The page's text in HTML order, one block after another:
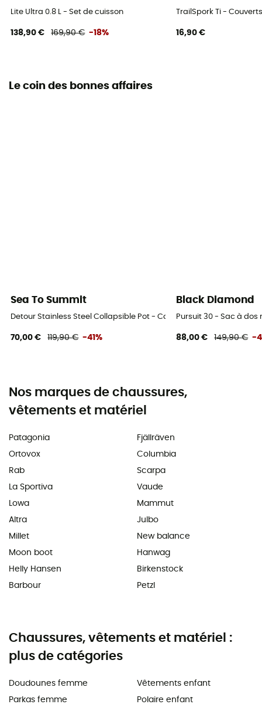
Lite Ultra 0.8 L - Set de cuisson
138,90 € 169,90 € -18%
TrailSpork Ti -
16,90 €
Le coin des bonnes affaires
Sea To Summit
Detour Stainless Steel Collapsible Pot - Casserole
70,00 € 119,90 € -41%
Black Diamond
Pursuit 30 - Sac à
88,00 € 149,90 € -
Nos marques de chaussures,
vêtements et matériel
Patagonia
Ortovox
Rab
La Sportiva
Lowa
Altra
Millet
Moon boot
Helly Hansen
Barbour
Fjällräven
Columbia
Scarpa
Vaude
Mammut
Julbo
New balance
Hanwag
Birkenstock
Petzl
Chaussures, vêtements et matériel :
plus de catégories
Doudounes femme
Parkas femme
Vêtements enfant
Polaire enfant